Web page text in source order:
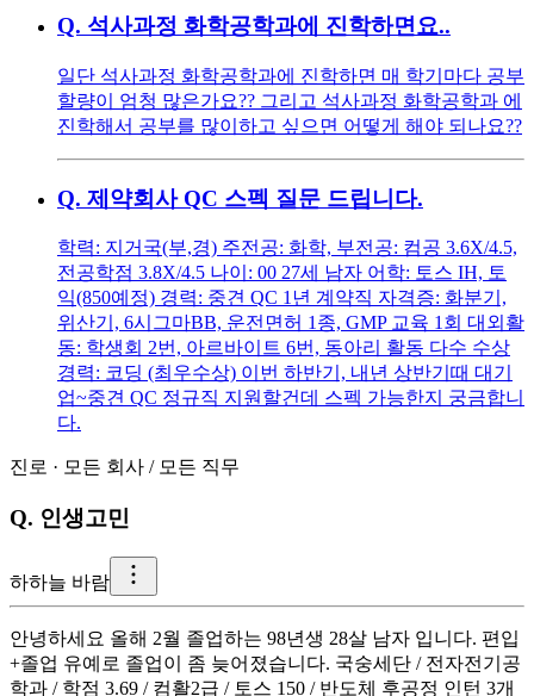
Q. 석사과정 화학공학과에 진학하면요..
일단 석사과정 화학공학과에 진학하면 매 학기마다 공부
할량이 엄청 많은가요?? 그리고 석사과정 화학공학과 에
진학해서 공부를 많이하고 싶으면 어떻게 해야 되나요??
Q. 제약회사 QC 스펙 질문 드립니다.
학력: 지거국(부,경) 주전공: 화학, 부전공: 컴공 3.6X/4.5,
전공학점 3.8X/4.5 나이: 00 27세 남자 어학: 토스 IH, 토
익(850예정) 경력: 중견 QC 1년 계약직 자격증: 화분기,
위산기, 6시그마BB, 운전면허 1종, GMP 교육 1회 대외활
동: 학생회 2번, 아르바이트 6번, 동아리 활동 다수 수상
경력: 코딩 (최우수상) 이번 하반기, 내년 상반기때 대기
업~중견 QC 정규직 지원할건데 스펙 가능한지 궁금합니
다.
진로 · 모든 회사 / 모든 직무
Q. 인생고민
하하늘 바람
안녕하세요 올해 2월 졸업하는 98년생 28살 남자 입니다. 편입
+졸업 유예로 졸업이 좀 늦어졌습니다. 국숭세단 / 전자전기공
학과 / 학점 3.69 / 컴활2급 / 토스 150 / 반도체 후공정 인턴 3개